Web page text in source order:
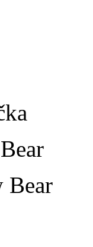
Bear